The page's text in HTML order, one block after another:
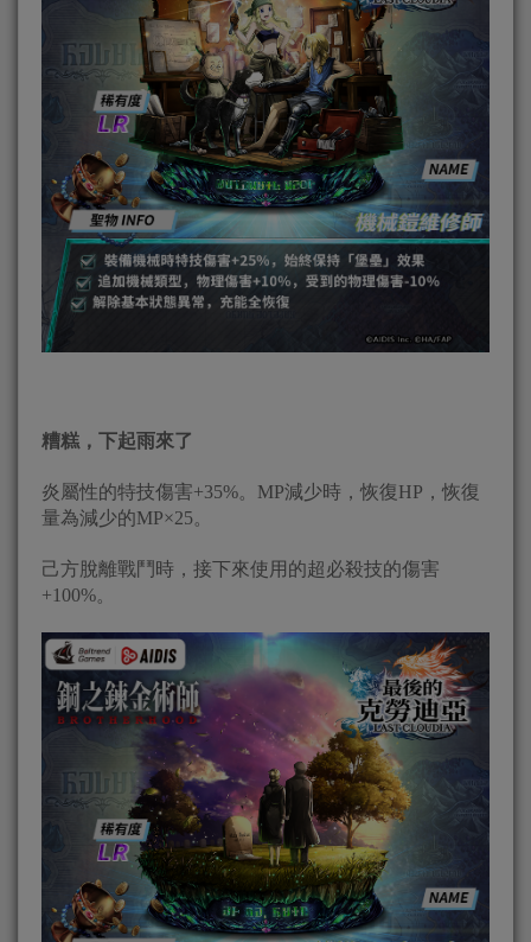
糟糕，下起雨來了
炎屬性的特技傷害+35%。MP減少時，恢復HP，恢復
量為減少的MP×25。
己方脫離戰鬥時，接下來使用的超必殺技的傷害
+100%。